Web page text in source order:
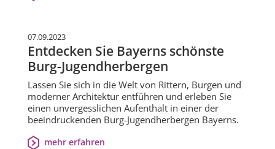
07.09.2023
Entdecken Sie Bayerns schönste
Burg-Jugendherbergen
Lassen Sie sich in die Welt von Rittern, Burgen und
moderner Architektur entführen und erleben Sie
einen unvergesslichen Aufenthalt in einer der
beeindruckenden Burg-Jugendherbergen Bayerns.
mehr erfahren